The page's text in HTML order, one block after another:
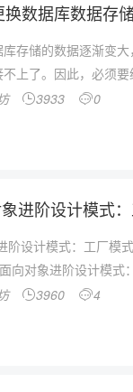
换数据库数据存
存储的数据逐渐变
上了。因此，必须
3933 0
进阶设计模式
阶设计模式：工厂模
向对象进阶设计模式
3960 4